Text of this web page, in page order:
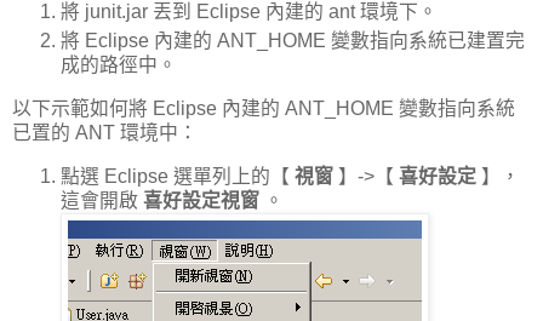
將 junit.jar 丟到 Eclipse 內建的 ant 環境下。
將 Eclipse 內建的 ANT_HOME 變數指向系統已建置完
成的路徑中。
以下示範如何將 Eclipse 內建的 ANT_HOME 變數指向系統
已置的 ANT 環境中：
點選 Eclipse 選單列上的【 視窗 】->【 喜好設定 】，
這會開啟 喜好設定視窗 。